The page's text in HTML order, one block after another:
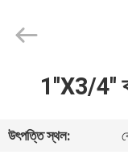
পণ্য
1''X3/4''
উৎপত্তি স্থল: